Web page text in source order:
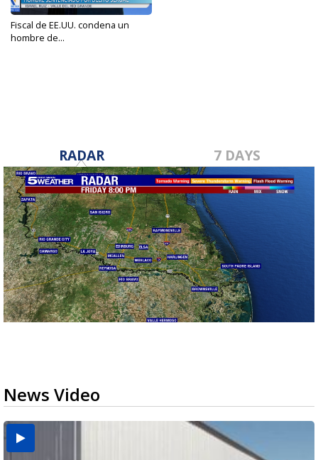
Fiscal de EE.UU. condena un
hombre de...
RADAR 7 DAYS
News Video